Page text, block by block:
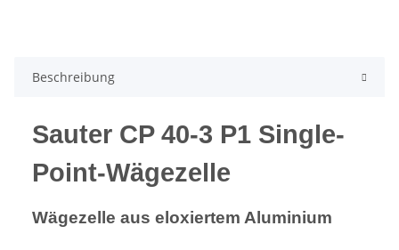
Beschreibung
Sauter CP 40-3 P1 Single-
Point-Wägezelle
Wägezelle aus eloxiertem Aluminium